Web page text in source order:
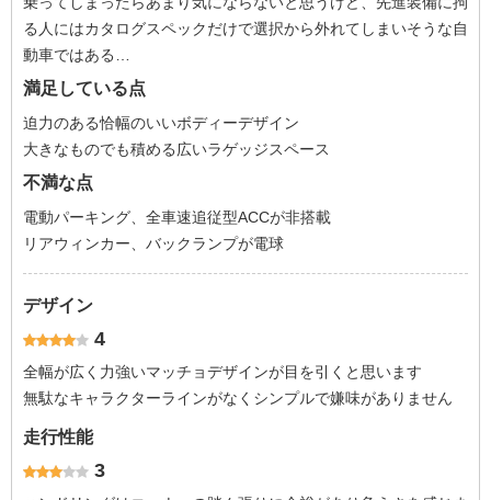
る人にはカタログスペックだけで選択から外れてしまいそうな自
動車ではある…
満足している点
迫力のある恰幅のいいボディーデザイン
大きなものでも積める広いラゲッジスペース
不満な点
電動パーキング、全車速追従型ACCが非搭載
リアウィンカー、バックランプが電球
デザイン
4
全幅が広く力強いマッチョデザインが目を引くと思います
無駄なキャラクターラインがなくシンプルで嫌味がありません
走行性能
3